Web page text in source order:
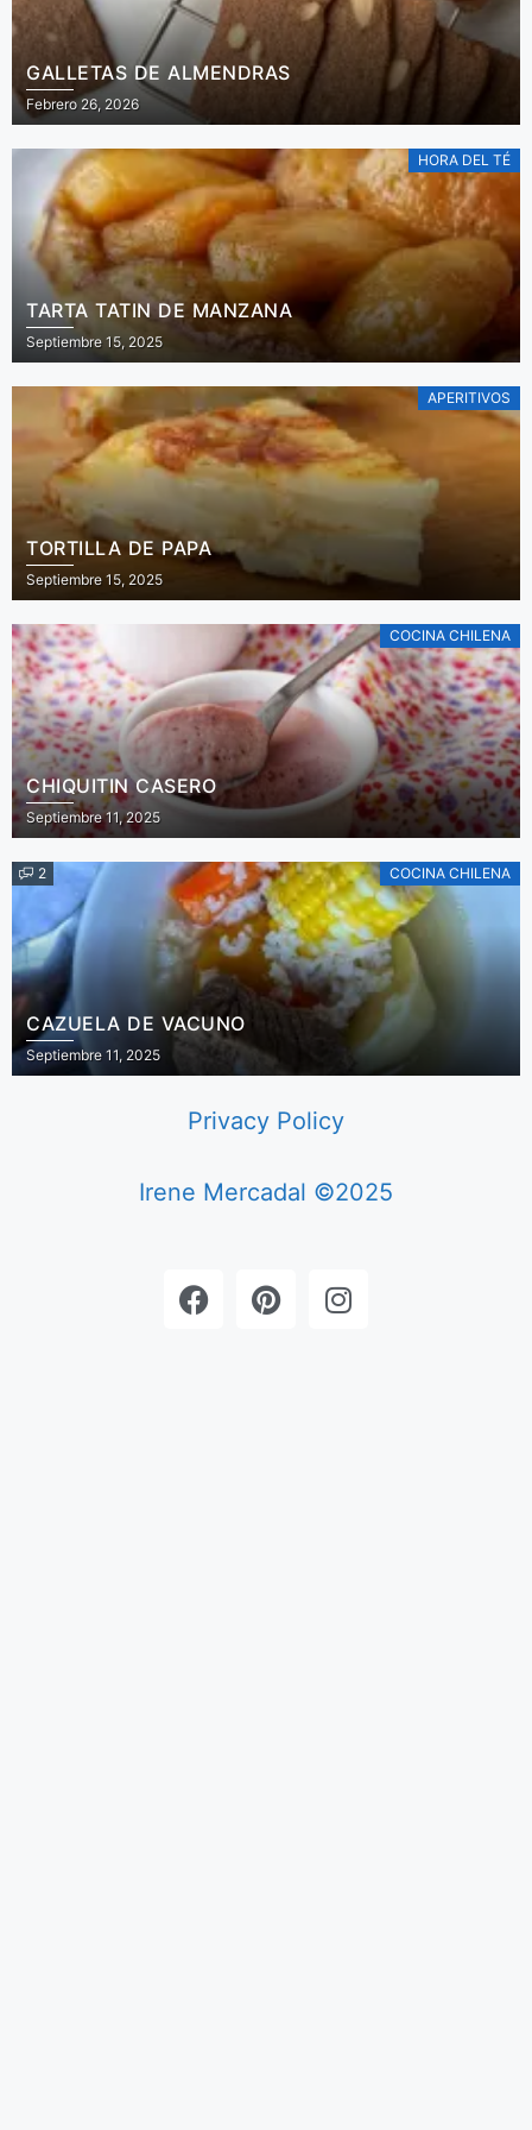
GALLETAS DE ALMENDRAS
Febrero 26, 2026
HORA DEL TÉ
TARTA TATIN DE MANZANA
Septiembre 15, 2025
APERITIVOS
TORTILLA DE PAPA
Septiembre 15, 2025
COCINA CHILENA
CHIQUITIN CASERO
Septiembre 11, 2025
2 COCINA CHILENA
CAZUELA DE VACUNO
Septiembre 11, 2025
Privacy Policy
Irene Mercadal ©2025